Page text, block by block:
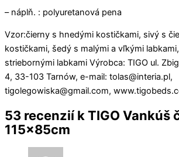
– náplň. : polyuretanová pena
Vzor:čierny s hnedými kostičkami, sivý s
kostičkami, šedý s malými a vľkými
striebornými labkami Výrobca: TIGO ul.
4, 33-103 Tarnów, e-mail: tolas@interia.pl,
tigolegowiska@gmail.com,
53 recenzií kTIGO Vankúš
115x85cm